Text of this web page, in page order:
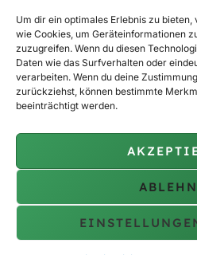
Um dir ein optimales Erlebnis zu
wie Cookies, um Geräteinformationen
zuzugreifen. Wenn du diesen
Daten wie das Surfverhalten oder
verarbeiten. Wenn du deine
zurückziehst, können bestimmte
beeinträchtigt werden.
MONTAG -
PRIVAT-